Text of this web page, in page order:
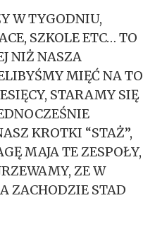
W TYGODNIU,
SZKOLE ETC… TO
NIŻ NASZA
MIĘĆ NA TO
STARAMY SIĘ
KROTKI “STAŻ”,
MAJA TE ZESPOŁY,
ZE W
ZACHODZIE STAD